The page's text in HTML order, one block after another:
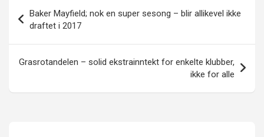
Baker Mayfield; nok en super sesong – blir allikevel ikke
draftet i 2017
Grasrotandelen – solid ekstrainntekt for enkelte klubber,
ikke for alle